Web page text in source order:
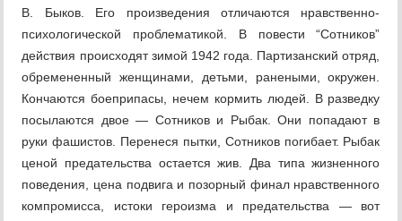
В. Быков. Его произведения отличаются нравственно-
психологической проблематикой. В повести “Сотников”
действия происходят зимой 1942 года. Партизанский отряд,
обремененный женщинами, детьми, ранеными, окружен.
Кончаются боеприпасы, нечем кормить людей. В разведку
посылаются двое — Сотников и Рыбак. Они попадают в
руки фашистов. Перенеся пытки, Сотников погибает. Рыбак
ценой предательства остается жив. Два типа жизненного
поведения, цена подвига и позорный финал нравственного
компромисса, истоки героизма и предательства — вот